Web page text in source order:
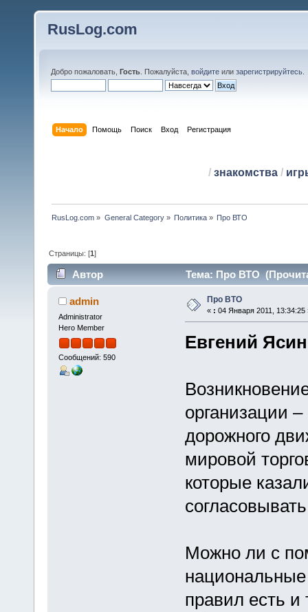
RusLog.com
Добро пожаловать, Гость . Пожалуйста, войдите или зарегистрируйтесь
Начало Помощь Поиск Вход Регистрация
/ знакомства/
RusLog.com » General Category» Политика» Про ВТО
Страницы: [1]
Автор Тема: Про ВТО
admin
Administrator
Hero Member
Сообщений: 590
Про ВТО
« : 04 Января 2011, 13:34:25
Евгений
организации
дорожного
мировой
которые
Можно ли с
национальные
правил есть и